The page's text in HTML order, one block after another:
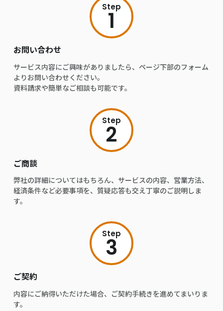
Step
1
お問い合わせ
サービス内容にご興味がありましたら、ページ下部のフォーム
よりお問い合わせください。
資料請求や簡単なご相談も可能です。
Step
2
ご商談
弊社の詳細についてはもちろん、サービスの内容、営業方法、
経済条件など必要事項を、質疑応答も交え丁寧のご説明しま
す。
Step
3
ご契約
内容にご納得いただけた場合、ご契約手続きを進めてまいりま
す。